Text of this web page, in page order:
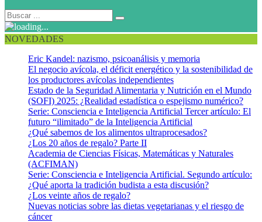
NOVEDADES
Eric Kandel: nazismo, psicoanálisis y memoria
El negocio avícola, el déficit energético y la sostenibilidad de
los productores avícolas independientes
Estado de la Seguridad Alimentaria y Nutrición en el Mundo
(SOFI) 2025: ¿Realidad estadística o espejismo numérico?
Serie: Consciencia e Inteligencia Artificial Tercer artículo: El
futuro “ilimitado” de la Inteligencia Artificial
¿Qué sabemos de los alimentos ultraprocesados?
¿Los 20 años de regalo? Parte II
Academia de Ciencias Físicas, Matemáticas y Naturales
(ACFIMAN)
Serie: Consciencia e Inteligencia Artificial. Segundo artículo:
¿Qué aporta la tradición budista a esta discusión?
¿Los veinte años de regalo?
Nuevas noticias sobre las dietas vegetarianas y el riesgo de
cáncer